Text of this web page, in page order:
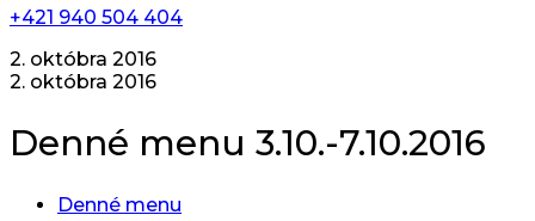
+421 940 504 404
2. októbra 2016
2. októbra 2016
Denné menu 3.10.-7.10.2016
Denné menu